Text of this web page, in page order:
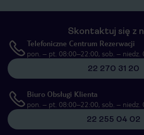
Skontaktuj się z
Telefoniczne Centrum Rezerwacji
pon. – pt. 08:00–22:00, sob. – niedz.
22 270 31 20
Biuro Obsługi Klienta
pon. – pt. 08:00–22:00, sob. – niedz.
22 255 04 02